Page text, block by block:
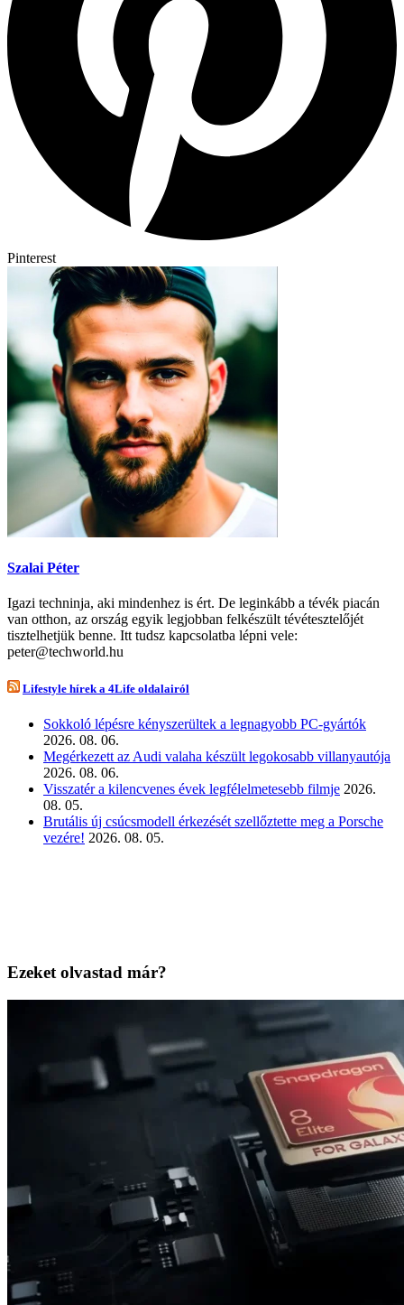
Pinterest
Szalai Péter
Igazi techninja, aki mindenhez is ért. De leginkább a tévék piacán
van otthon, az ország egyik legjobban felkészült tévétesztelőjét
tisztelhetjük benne. Itt tudsz kapcsolatba lépni vele:
peter@techworld.hu
Lifestyle hírek a 4Life oldalairól
Sokkoló lépésre kényszerültek a legnagyobb PC-gyártók
2026. 08. 06.
Megérkezett az Audi valaha készült legokosabb villanyautója
2026. 08. 06.
Visszatér a kilencvenes évek legfélelmetesebb filmje 2026.
08. 05.
Brutális új csúcsmodell érkezését szellőztette meg a Porsche
vezére! 2026. 08. 05.
Ezeket olvastad már?